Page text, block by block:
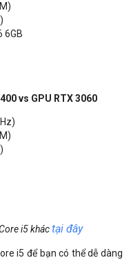
6GB
vs GPU RTX 3060
i5 kháctại đây
i5 để bạn có thể dễ dàng